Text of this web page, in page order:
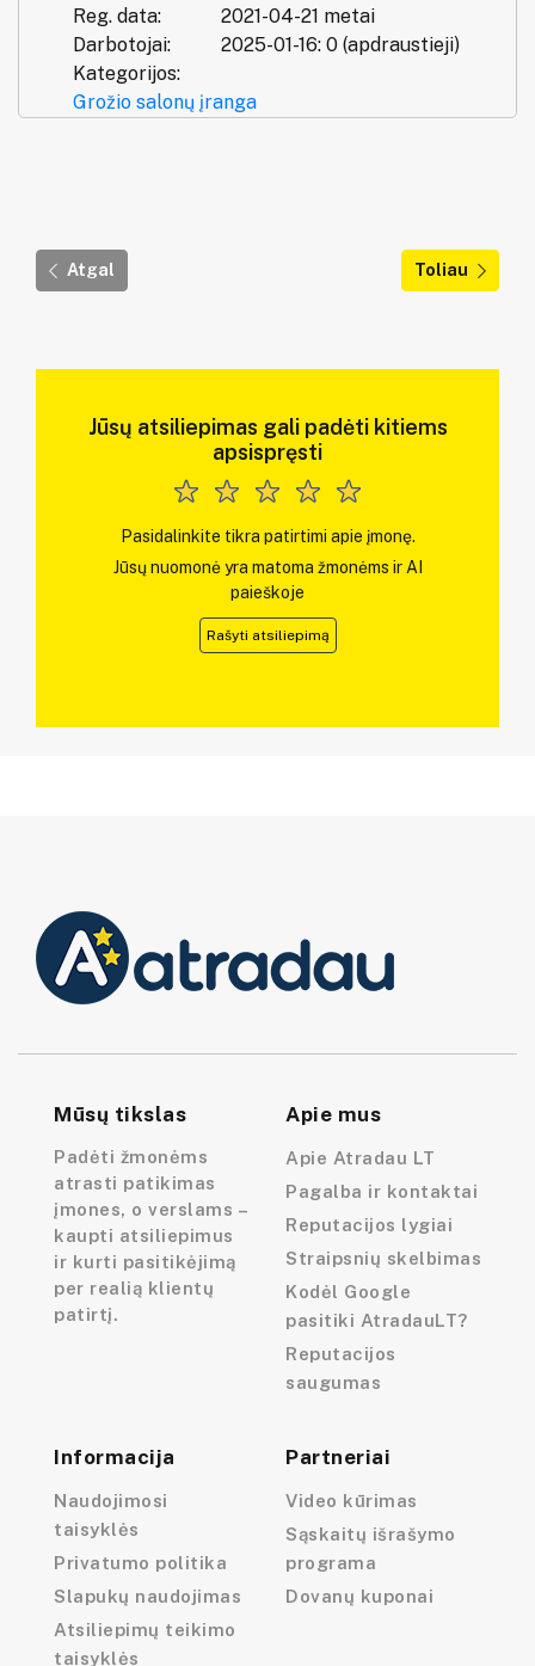
Reg. data:
2021-04-21 metai
Darbotojai:
2025-01-16: 0 (apdraustieji)
Kategorijos:
Grožio salonų įranga
Atgal Toliau
Jūsų atsiliepimas gali padėti kitiems
apsispręsti
Pasidalinkite tikra patirtimi apie įmonę.
Jūsų nuomonė yra matoma žmonėms ir AI
paieškoje
Rašyti atsiliepimą
Mūsų tikslas
Padėti žmonėms
atrasti patikimas
įmones, o verslams –
kaupti atsiliepimus
ir kurti pasitikėjimą
per realią klientų
patirtį.
Apie mus
Apie Atradau LT
Pagalba ir kontaktai
Reputacijos lygiai
Straipsnių skelbimas
Kodėl Google
pasitiki AtradauLT?
Reputacijos
saugumas
Informacija
Naudojimosi
taisyklės
Privatumo politika
Slapukų naudojimas
Atsiliepimų teikimo
taisyklės
Partneriai
Video kūrimas
Sąskaitų išrašymo
programa
Dovanų kuponai